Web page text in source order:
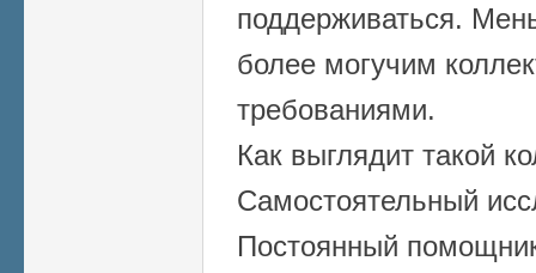
поддерживаться.
более могучим
требованиями.
Как выглядит такой
Самостоятельный
Постоянный